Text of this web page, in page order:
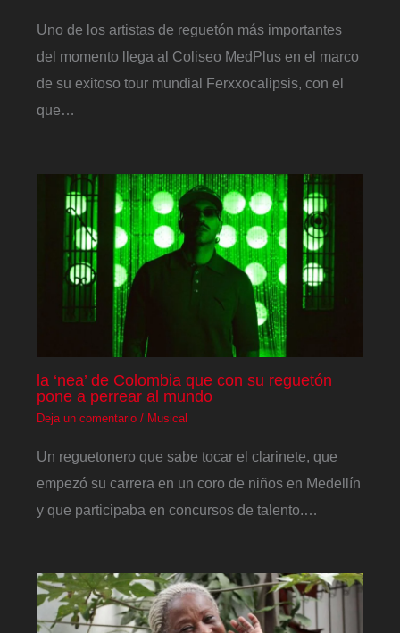
Uno de los artistas de reguetón más importantes
del momento llega al Coliseo MedPlus en el marco
de su exitoso tour mundial Ferxxocalipsis, con el
que…
la ‘nea’ de Colombia que con su reguetón
pone a perrear al mundo
Deja un comentario / Musical
Un reguetonero que sabe tocar el clarinete, que
empezó su carrera en un coro de niños en Medellín
y que participaba en concursos de talento.…